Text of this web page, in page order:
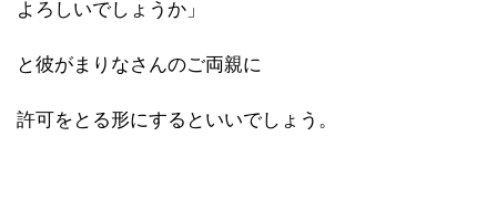
よろしいでしょうか」
と彼がまりなさんのご両親に
許可をとる形にするといいでしょう。